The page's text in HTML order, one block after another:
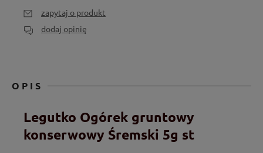
zapytaj o produkt
dodaj opinię
OPIS
Legutko Ogórek gruntowy
konserwowy Śremski 5g st